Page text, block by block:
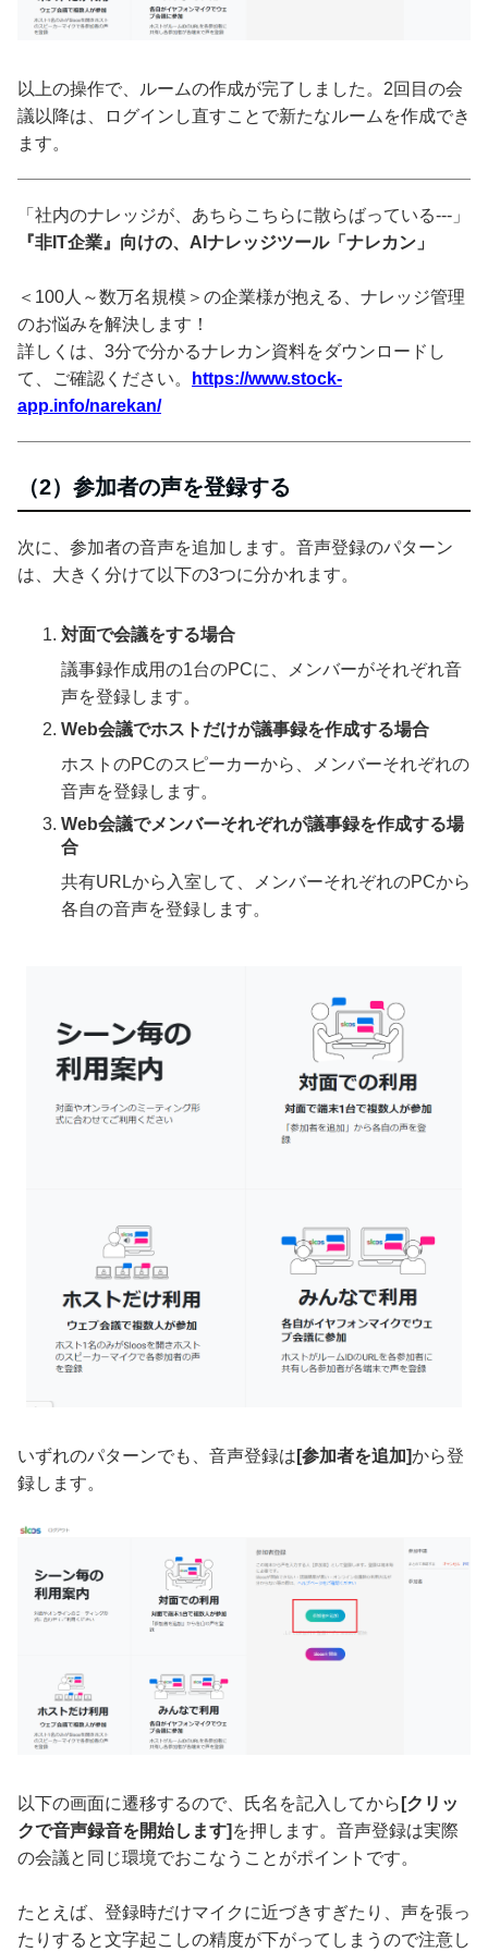
以上の操作で、ルームの作成が完了しました。2回目の会
議以降は、ログインし直すことで新たなルームを作成でき
ます。
「社内のナレッジが、あちらこちらに散らばっている---」
『非IT企業』向けの、AIナレッジツール「ナレカン」
＜100人～数万名規模＞の企業様が抱える、ナレッジ管理
のお悩みを解決します！
詳しくは、3分で分かるナレカン資料をダウンロードし
て、ご確認ください。
https://www.stock-
app.info/narekan/
（2）参加者の声を登録する
次に、参加者の音声を追加します。音声登録のパターン
は、大きく分けて以下の3つに分かれます。
対面で会議をする場合
議事録作成用の1台のPCに、メンバーがそれぞれ音
声を登録します。
Web会議でホストだけが議事録を作成する場合
ホストのPCのスピーカーから、メンバーそれぞれの
音声を登録します。
Web会議でメンバーそれぞれが議事録を作成する場
合
共有URLから入室して、メンバーそれぞれのPCから
各自の音声を登録します。
いずれのパターンでも、音声登録は [参加者を追加]から登
録します。
以下の画面に遷移するので、氏名を記入してから [クリッ
クで音声録音を開始します] を押します。音声登録は実際
の会議と同じ環境でおこなうことがポイントです。
たとえば、登録時だけマイクに近づきすぎたり、声を張っ
たりすると文字起こしの精度が下がってしまうので注意し